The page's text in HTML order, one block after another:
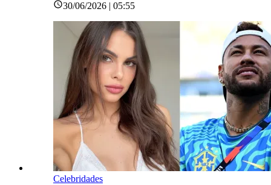
30/06/2026 | 05:55
Celebridades